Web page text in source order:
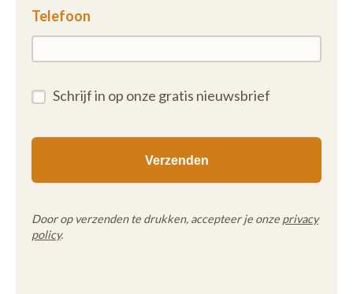
Telefoon
Schrijf in op onze gratis nieuwsbrief
Door op verzenden te drukken, accepteer je onze privacy
policy.